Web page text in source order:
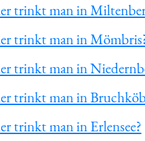
trinkt man in
trinkt man in
trinkt man in
trinkt man in
trinkt man in Erlensee?